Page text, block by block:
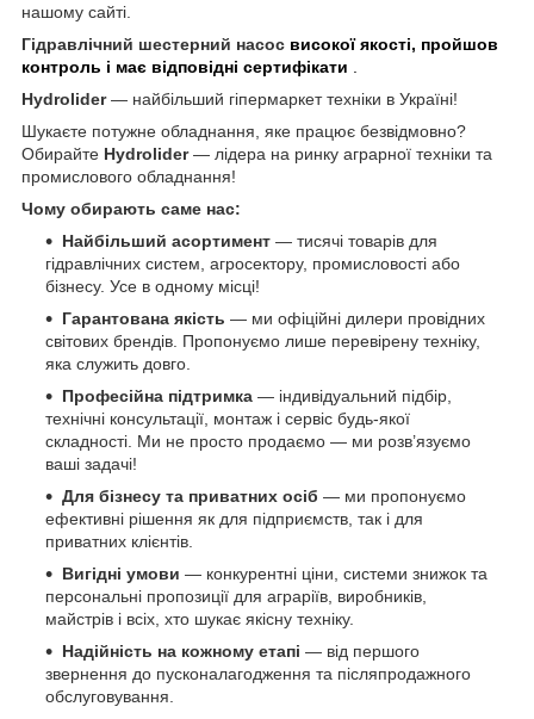
нашому сайті.
Гідравлічний шестерний насос високої якості, пройшов
контроль і має відповідні сертифікати
Hydrolider— найбільший гіпермаркет техніки в Україні!
Шукаєте потужне обладнання, яке працює безвідмовно?
Обирайте Hydrolider— лідера на ринку аграрної техніки та
промислового обладнання!
Чому обирають саме нас:
Найбільший асортимент — тисячі товарів для
гідравлічних систем, агросектору, промисловості або
бізнесу. Усе в одному місці!
Гарантована якість — ми офіційні дилери провідних
світових брендів. Пропонуємо лише перевірену техніку,
яка служить довго.
Професійна підтримка — індивідуальний підбір,
технічні консультації, монтаж і сервіс будь-якої
складності. Ми не просто продаємо — ми розв’язуємо
ваші задачі!
Для бізнесу та приватних осіб — ми пропонуємо
ефективні рішення як для підприємств, так і для
приватних клієнтів.
Вигідні умови — конкурентні ціни, системи знижок та
персональні пропозиції для аграріїв, виробників,
майстрів і всіх, хто шукає якісну техніку.
Надійність на кожному етапі — від першого
звернення до пусконалагодження та післяпродажного
обслуговування.